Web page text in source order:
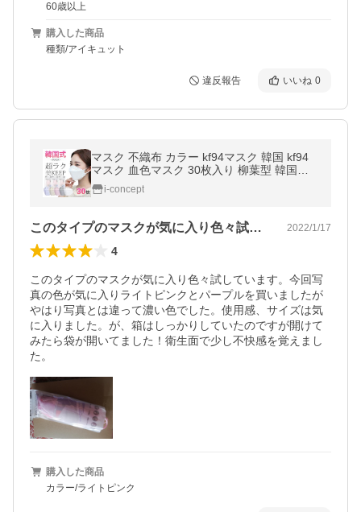
60歳以上
購入した商品
種類/アイキュット
違反報告 いいね 0
マスク 不織布 カラー kf94マスク 韓国 kf94
マスク 血色マスク 30枚入り 柳葉型 韓国マ
スク 4層構造 3D立体構造 口紅がつかない ウ
イルス対策 送料無料 セール
i-concept
このタイプのマスクが気に入り色々試して… 2022/1/17
4
このタイプのマスクが気に入り色々試しています。今回写
真の色が気に入りライトピンクとパープルを買いましたが
やはり写真とは違って濃い色でした。使用感、サイズは気
に入りました。が、箱はしっかりしていたのですが開けて
みたら袋が開いてました！衛生面で少し不快感を覚えまし
た。
購入した商品
カラー/ライトピンク